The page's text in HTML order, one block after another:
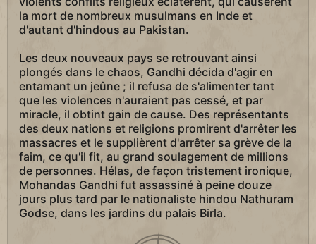
la mort de nombreux musulmans en Inde et
d'autant d'hindous au Pakistan.
Les deux nouveaux pays se retrouvant ainsi
plongés dans le chaos, Gandhi décida d'agir en
entamant un jeûne ; il refusa de s'alimenter tant
que les violences n'auraient pas cessé, et par
miracle, il obtint gain de cause. Des représentants
des deux nations et religions promirent d'arrêter les
massacres et le supplièrent d'arrêter sa grève de la
faim, ce qu'il fit, au grand soulagement de millions
de personnes. Hélas, de façon tristement ironique,
Mohandas Gandhi fut assassiné à peine douze
jours plus tard par le nationaliste hindou Nathuram
Godse, dans les jardins du palais Birla.